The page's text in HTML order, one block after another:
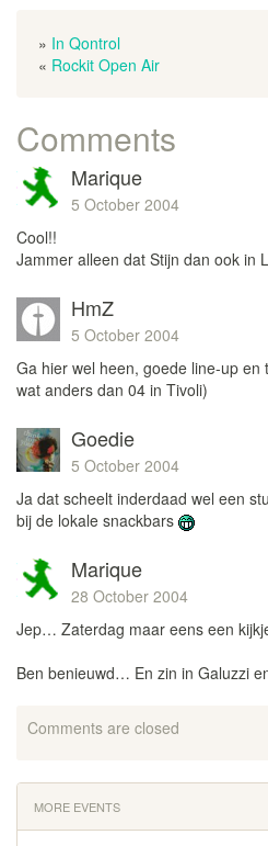
» In Qontrol
« Rockit Open Air
Comments
Marique
5 October 2004
Cool!!
Jammer alleen dat Stijn dan ook in
HmZ
5 October 2004
Ga hier wel heen, goede line-up
wat anders dan 04 in Tivoli)
Goedie
5 October 2004
Ja dat scheelt inderdaad wel een
bij de lokale snackbars
Marique
28 October 2004
Jep… Zaterdag maar eens een
Ben benieuwd… En zin in Galuzzi
Comments are closed
MORE EVENTS